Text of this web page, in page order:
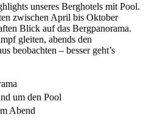
unseres Berghotels mit Pool.
zwischen April bis Oktober
Blick auf das Bergpanorama.
gleiten, abends den
beobachten – besser geht’s
um den Pool
Abend